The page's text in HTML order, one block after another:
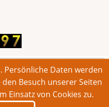
Rechte vorbehalten.
Persönliche Daten werden
Besuch unserer Seiten
Einsatz von Cookies zu.